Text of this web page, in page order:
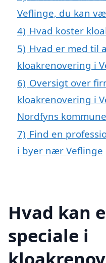
Veflinge, du kan
4) Hvad koster
5) Hvad er med til
kloakrenovering i
6) Oversigt over
kloakrenovering i
Nordfyns kommune
7) Find en
i byer nær Veflinge
Hvad kan
speciale i